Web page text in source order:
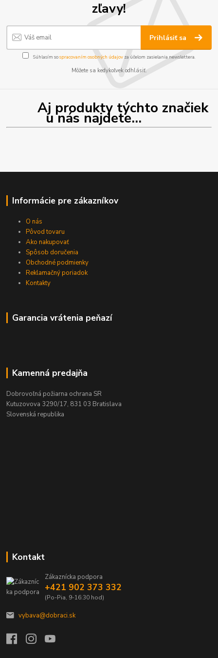
zľavy!
Prihlásiť sa
Súhlasím sospracovaním osobných údajov za účelom zasielania newslettera.
Môžete sa kedykoľvek odhlásiť.
Aj produkty týchto značiek
u nás najdete...
Informácie pre zákazníkov
O nás
Pôvod tovaru
Ako nakupovať
Spôsob doručenia
Obchodné podmienky
Reklamačný poriadok
Kontakty
Garancia vrátenia peňazí
Kamenná predajňa
Dobrovoľná požiarna ochrana SR
Kutuzovova 3290/17, 831 03 Bratislava
Slovenská republika
Kontakt
Zákaznícka podpora
+421 902 373 332
(Po-Pia, 9-16:30 hod)
vybava@dobraci.sk